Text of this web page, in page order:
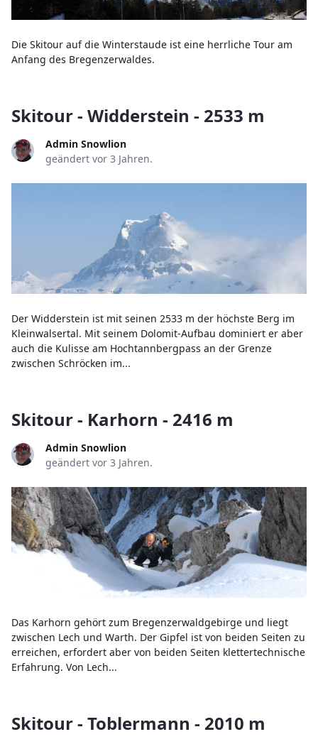
Die Skitour auf die Winterstaude ist eine herrliche Tour am
Anfang des Bregenzerwaldes.
Skitour - Widderstein - 2533 m
Admin Snowlion
geändert vor 3 Jahren.
Der Widderstein ist mit seinen 2533 m der höchste Berg im
Kleinwalsertal. Mit seinem Dolomit-Aufbau dominiert er aber
auch die Kulisse am Hochtannbergpass an der Grenze
zwischen Schröcken im...
Skitour - Karhorn - 2416 m
Admin Snowlion
geändert vor 3 Jahren.
Das Karhorn gehört zum Bregenzerwaldgebirge und liegt
zwischen Lech und Warth. Der Gipfel ist von beiden Seiten zu
erreichen, erfordert aber von beiden Seiten klettertechnische
Erfahrung. Von Lech...
Skitour - Toblermann - 2010 m